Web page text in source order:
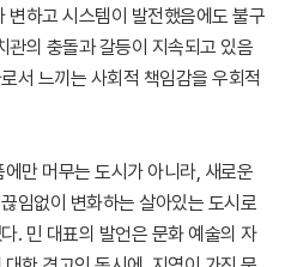
변하고 시스템이 발전했음에도 불구
관의 충돌과 갈등이 지속되고 있음
서 느끼는 사회적 책임감을 우회적
만 머무는 도시가 아니라, 새로운
임없이 변화하는 살아있는 도시로
. 민 대표의 발언은 문화 예술의 자